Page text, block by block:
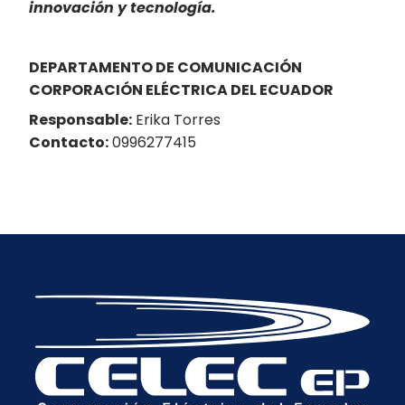
innovación y tecnología.
DEPARTAMENTO DE COMUNICACIÓN
CORPORACIÓN ELÉCTRICA DEL ECUADOR
Responsable: Erika Torres
Contacto:0996277415